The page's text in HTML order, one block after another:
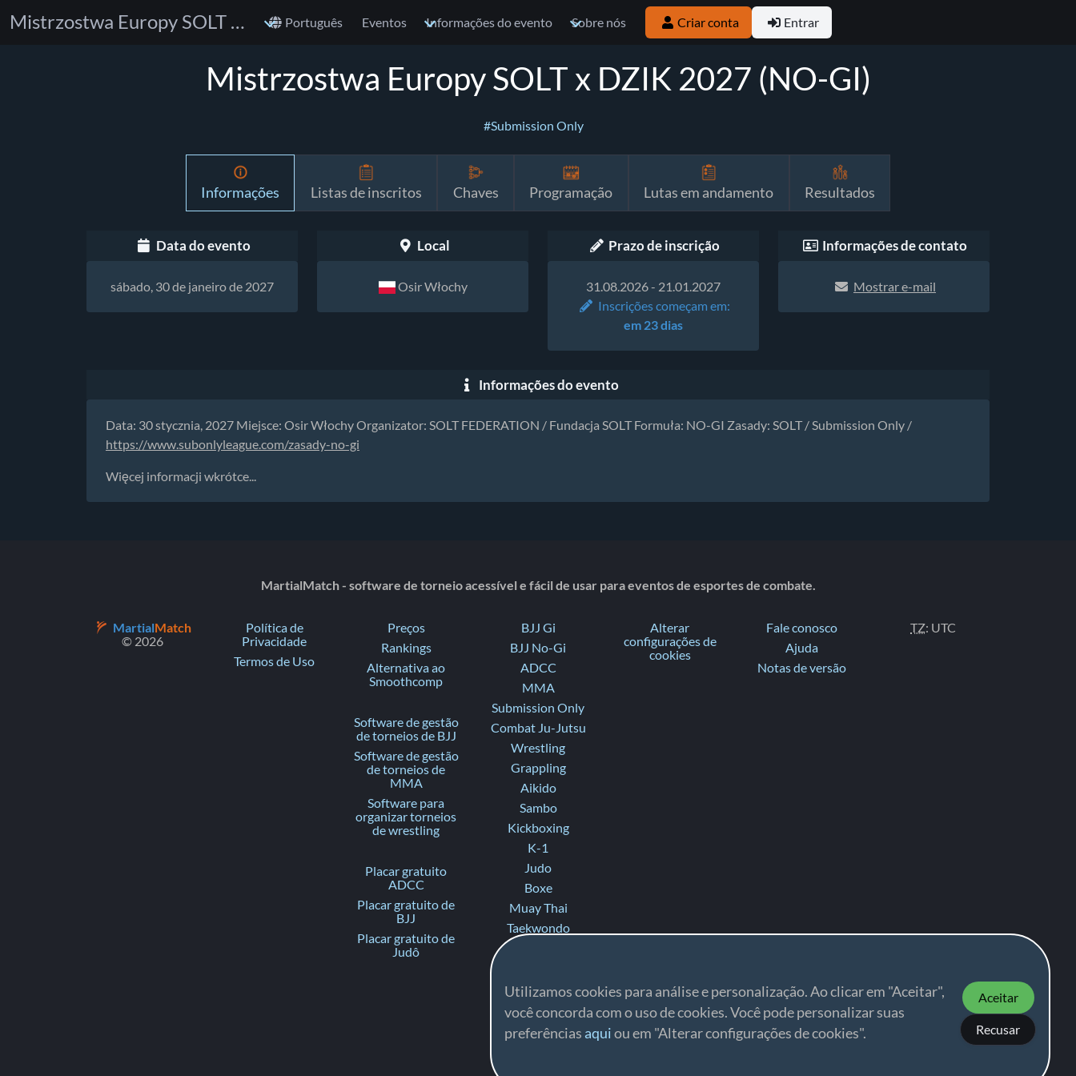
Mistrzostwa Europy SOLT x DZIK 2027 (NO-GI) Português Eventos Informações do evento Sobre nós Criar conta Entrar
Mistrzostwa Europy SOLT x DZIK 2027 (NO-GI)
#Submission Only
Informações Listas de inscritos Chaves Programação Lutas em andamento Resultados
Data do evento
sábado, 30 de janeiro de 2027
Local
Osir Włochy
Prazo de inscrição
31.08.2026 - 21.01.2027
Inscrições começam em:
em 23 dias
Informações de contato
Mostrar e-mail
Informações do evento
Data: 30 stycznia, 2027 Miejsce: Osir Włochy Organizator: SOLT FEDERATION / Fundacja SOLT Formuła: NO-GI Zasady: SOLT / Submission Only /
https://www.subonlyleague.com/zasady-no-gi
Więcej informacji wkrótce...
Utilizamos cookies para análise e personalização. Ao clicar em "Aceitar",
você concorda com o uso de cookies. Você pode personalizar suas
preferências aqui ou em "Alterar configurações de cookies".
Aceitar
Recusar
MartialMatch - software de torneio acessível e fácil de usar para eventos de esportes de combate.
MartialMatch
© 2026
Política de
Privacidade
Termos de Uso
Preços
Rankings
Alternativa ao
Smoothcomp
Software de gestão
de torneios de BJJ
Software de gestão
de torneios de
MMA
Software para
organizar torneios
de wrestling
Placar gratuito
ADCC
Placar gratuito de
BJJ
Placar gratuito de
Judô
BJJ Gi
BJJ No-Gi
ADCC
MMA
Submission Only
Combat Ju-Jutsu
Wrestling
Grappling
Aikido
Sambo
Kickboxing
K-1
Judo
Boxe
Muay Thai
Taekwondo
Fighting
Ne-waza Gi
Ne-waza No-Gi
Alterar
configurações de
cookies
Fale conosco
Ajuda
Notas de versão
TZ: UTC